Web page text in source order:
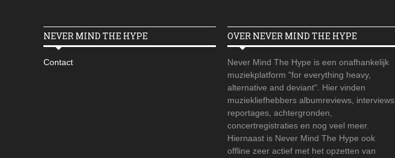
NEVER MIND THE HYPE
Contact
OVER NEVER MIND THE HYPE
Never Mind The Hype is een onafhankelijk
muziekplatform "for everything heavy,
alternative and deviant". Hier vinden
muziekliefhebbers albumreviews, interviews,
reportages, achtergronden,
concertregistraties en nog veel meer.
Hiernaast is Never Mind The Hype ook
offline zeer actief met het opzetten van